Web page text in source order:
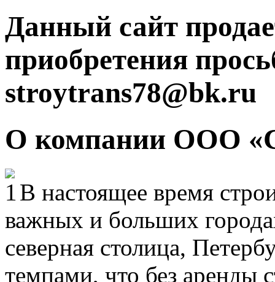
Данный сайт
приобретения
stroytrans78@bk.ru
О компании ООО
В настоящее время
важных и больших
северная столица,
темпами, что без аренды